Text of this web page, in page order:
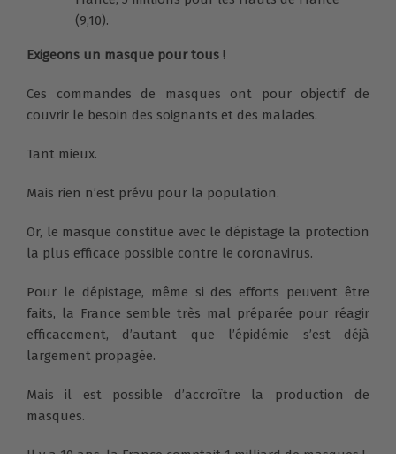
(9,10).
Exigeons un masque pour tous !
Ces commandes de masques ont pour objectif de
couvrir le besoin des soignants et des malades.
Tant mieux.
Mais rien n’est prévu pour la population.
Or, le masque constitue avec le dépistage la protection
la plus efficace possible contre le coronavirus.
Pour le dépistage, même si des efforts peuvent être
faits, la France semble très mal préparée pour réagir
efficacement, d’autant que l’épidémie s’est déjà
largement propagée.
Mais il est possible d’accroître la production de
masques.